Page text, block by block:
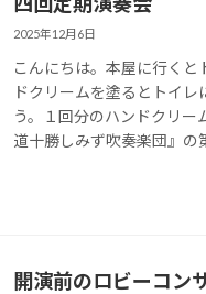
2025年12月6日
こんにちは。本屋に行く
ドクリームを塗るとトイ
う。１回分のハンドクリー
道十勝しみず吹奏楽団』の
開演前のロビーコン